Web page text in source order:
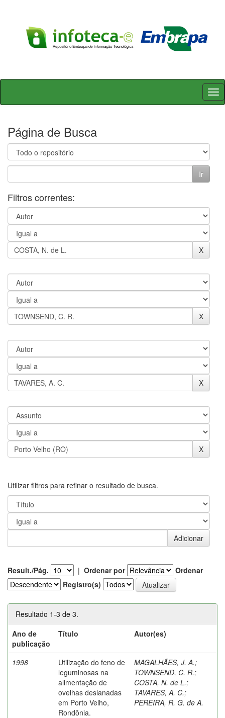
Skip
Página de Busca
Filtros correntes:
Utilizar filtros para refinar o resultado de busca.
Result./Pág. | Ordenar por
Ordenar
Registro(s)
Resultado 1-3 de 3.
Ano de
publicação
Título Autor(es)
1998
Utilização do feno de
leguminosas na
alimentação de
ovelhas deslanadas
em Porto Velho,
Rondônia.
MAGALHÃES, J. A.;
TOWNSEND, C. R.;
COSTA, N. de L.;
TAVARES, A. C.;
PEREIRA, R. G. de A.